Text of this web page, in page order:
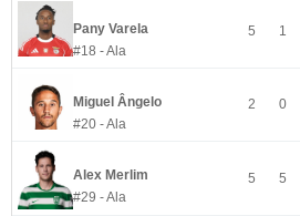
Pany Varela
#18 - Ala
5 1
Miguel Ângelo
#20 - Ala
2 0
Alex Merlim
#29 - Ala
5 5